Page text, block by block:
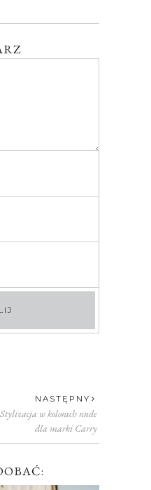
NASTĘPNY
Stylizacja w kolorach nude
dla marki Carry